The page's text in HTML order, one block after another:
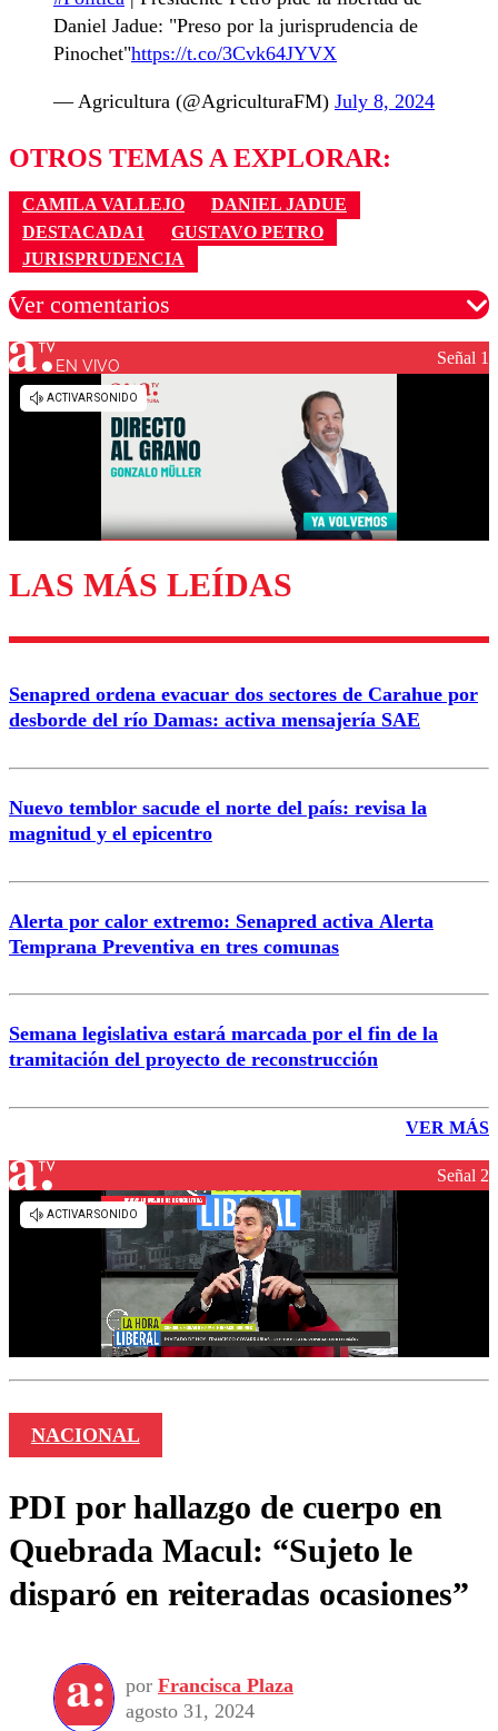
Daniel Jadue: "Preso por la jurisprudencia de
Pinochet"https://t.co/3Cvk64JYVX
— Agricultura (@AgriculturaFM) July 8, 2024
OTROS TEMAS A EXPLORAR:
CAMILA VALLEJO
DANIEL JADUE
DESTACADA1
GUSTAVO PETRO
JURISPRUDENCIA
Ver comentarios
Los comentarios son moderados para garantizar un
diálogo respetuoso.
Enviar comentario
EN VIVO Señal 1
LAS MÁS LEÍDAS
Senapred ordena evacuar dos sectores de Carahue por
desborde del río Damas: activa mensajería SAE
Nuevo temblor sacude el norte del país: revisa la
magnitud y el epicentro
Alerta por calor extremo: Senapred activa Alerta
Temprana Preventiva en tres comunas
Semana legislativa estará marcada por el fin de la
tramitación del proyecto de reconstrucción
VER MÁS
Señal 2
NACIONAL
PDI por hallazgo de cuerpo en
Quebrada Macul: “Sujeto le
disparó en reiteradas ocasiones”
por Francisca Plaza
agosto 31, 2024